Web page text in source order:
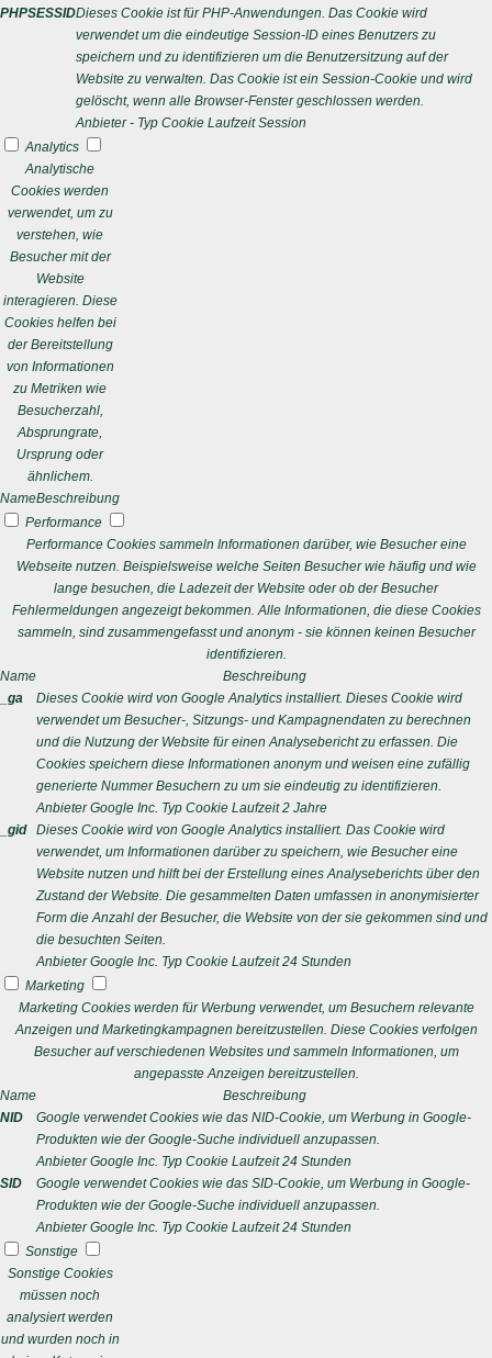
PHPSESSIDDieses Cookie ist für PHP-Anwendungen. Das Cookie wird
verwendet um die eindeutige Session-ID eines Benutzers zu
speichern und zu identifizieren um die Benutzersitzung auf der
Website zu verwalten. Das Cookie ist ein Session-Cookie und wird
gelöscht, wenn alle Browser-Fenster geschlossen werden.
Anbieter - Typ Cookie Laufzeit Session
Analytics
Analytische
Cookies werden
verwendet, um zu
verstehen, wie
Besucher mit der
Website
interagieren. Diese
Cookies helfen bei
der Bereitstellung
von Informationen
zu Metriken wie
Besucherzahl,
Absprungrate,
Ursprung oder
ähnlichem.
NameBeschreibung
Performance
Performance Cookies sammeln Informationen darüber, wie Besucher eine
Webseite nutzen. Beispielsweise welche Seiten Besucher wie häufig und wie
lange besuchen, die Ladezeit der Website oder ob der Besucher
Fehlermeldungen angezeigt bekommen. Alle Informationen, die diese Cookies
sammeln, sind zusammengefasst und anonym - sie können keinen Besucher
identifizieren.
Name
Beschreibung
_ga
Dieses Cookie wird von Google Analytics installiert. Dieses Cookie wird
verwendet um Besucher-, Sitzungs- und Kampagnendaten zu berechnen
und die Nutzung der Website für einen Analysebericht zu erfassen. Die
Cookies speichern diese Informationen anonym und weisen eine zufällig
generierte Nummer Besuchern zu um sie eindeutig zu identifizieren.
Anbieter Google Inc. Typ Cookie Laufzeit 2 Jahre
_gid
Dieses Cookie wird von Google Analytics installiert. Das Cookie wird
verwendet, um Informationen darüber zu speichern, wie Besucher eine
Website nutzen und hilft bei der Erstellung eines Analyseberichts über den
Zustand der Website. Die gesammelten Daten umfassen in anonymisierter
Form die Anzahl der Besucher, die Website von der sie gekommen sind und
die besuchten Seiten.
Anbieter Google Inc. Typ Cookie Laufzeit 24 Stunden
Marketing
Marketing Cookies werden für Werbung verwendet, um Besuchern relevante
Anzeigen und Marketingkampagnen bereitzustellen. Diese Cookies verfolgen
Besucher auf verschiedenen Websites und sammeln Informationen, um
angepasste Anzeigen bereitzustellen.
Name
Beschreibung
NID
Google verwendet Cookies wie das NID-Cookie, um Werbung in Google-
Produkten wie der Google-Suche individuell anzupassen.
Anbieter Google Inc. Typ Cookie Laufzeit 24 Stunden
SID
Google verwendet Cookies wie das SID-Cookie, um Werbung in Google-
Produkten wie der Google-Suche individuell anzupassen.
Anbieter Google Inc. Typ Cookie Laufzeit 24 Stunden
Sonstige
Sonstige Cookies
müssen noch
analysiert werden
und wurden noch in